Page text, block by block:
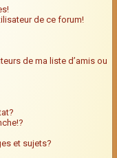
de ce forum!
de ma liste d’amis ou
et sujets?